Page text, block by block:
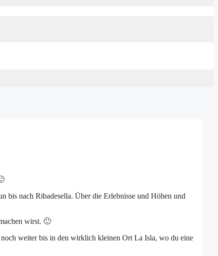
bis nach Ribadesella. Über die Erlebnisse und Höhen und
wirst. 🙂
weiter bis in den wirklich kleinen Ort La Isla, wo du eine